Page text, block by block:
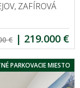
ZAFÍROVÁ
€ | 219.000 €
PARKOVACIE MIESTO